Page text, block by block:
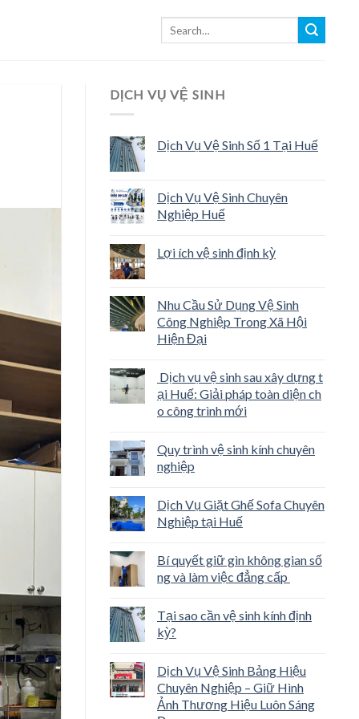
DỊCH VỤ VỆ SINH
Dịch Vụ Vệ Sinh Số 1 Tại Huế
Dịch Vụ Vệ Sinh Chuyên
Nghiệp Huế
Lợi ích vệ sinh định kỳ
Nhu Cầu Sử Dụng Vệ Sinh
Công Nghiệp Trong Xã Hội
Hiện Đại
Dịch vụ vệ sinh sau xây dựng t
ại Huế: Giải pháp toàn diện ch
o công trình mới
Quy trình vệ sinh kính chuyên
nghiệp
Dịch Vụ Giặt Ghế Sofa Chuyên
Nghiệp tại Huế
Bí quyết giữ gìn không gian số
ng và làm việc đẳng cấp
Tại sao cần vệ sinh kính định
kỳ?
Dịch Vụ Vệ Sinh Bảng Hiệu
Chuyên Nghiệp – Giữ Hình
Ảnh Thương Hiệu Luôn Sáng